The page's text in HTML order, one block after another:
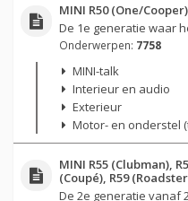
MINI R50 (One/
De 1e generatie waar
Onderwerpen: 7758
MINI-talk
Interieur en audio
Exterieur
Motor- en onderstel
MINI R55 (Clubman),
(Coupé), R59
De 2e generatie vanaf